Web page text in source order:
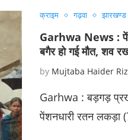
क्राइम गढ़वा झारखण्ड
Garhwa News :
बगैर हो गई मौत, शव
by Mujtaba Haider
Garhwa : बड़गड़
पेंशनधारी रतन लकड़ा